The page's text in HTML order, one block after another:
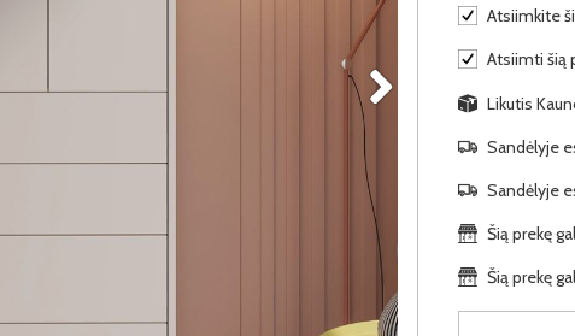
Atsiimkite
Atsiimti šią
Likutis
Sandėlyje
Sandėlyje
Šią prekę
Šią prekę